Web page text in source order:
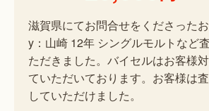
滋賀県にてお問合せをくださった
y：山崎 12年 シングルモルトなど
ただきました。バイセルはお客様
ていただいております。お客様は
していただけました。